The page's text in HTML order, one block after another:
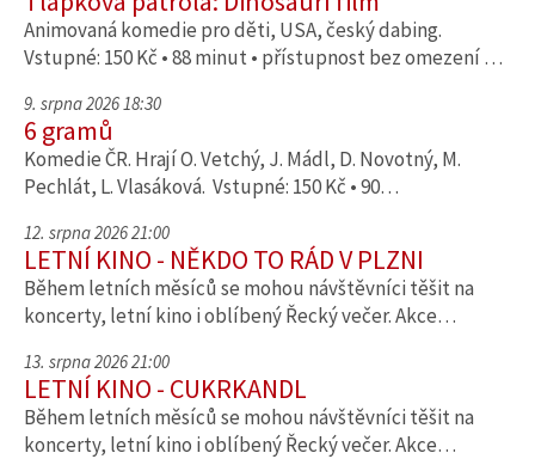
Animovaná komedie pro děti, USA, český dabing.
Vstupné: 150 Kč • 88 minut • přístupnost bez omezení …
9. srpna 2026 18:30
6 gramů
Komedie ČR. Hrají O. Vetchý, J. Mádl, D. Novotný, M.
Pechlát, L. Vlasáková. Vstupné: 150 Kč • 90…
12. srpna 2026 21:00
LETNÍ KINO - NĚKDO TO RÁD V PLZNI
Během letních měsíců se mohou návštěvníci těšit na
koncerty, letní kino i oblíbený Řecký večer. Akce…
13. srpna 2026 21:00
LETNÍ KINO - CUKRKANDL
Během letních měsíců se mohou návštěvníci těšit na
koncerty, letní kino i oblíbený Řecký večer. Akce…